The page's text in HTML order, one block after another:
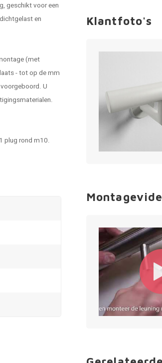
geschikt voor een
en
(met
- tot op de mm
U
plug rond m10.
Klantfoto's